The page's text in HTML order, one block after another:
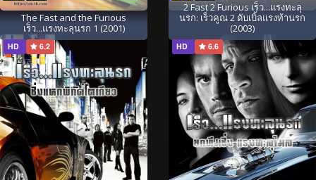
The Fast and the Furious
เร็ว...แรงทะลุนรก 1 (2001)
2 Fast 2 Furious เร็ว...แรงทะลุ
นรก: เร็วคูณ 2 ดับเบิ้ลแรงท้านรก
(2003)
HD 6.2 HD 6.6